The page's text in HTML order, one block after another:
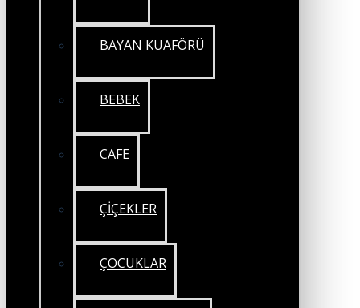
BAYAN KUAFÖRÜ
BEBEK
CAFE
ÇİÇEKLER
ÇOCUKLAR